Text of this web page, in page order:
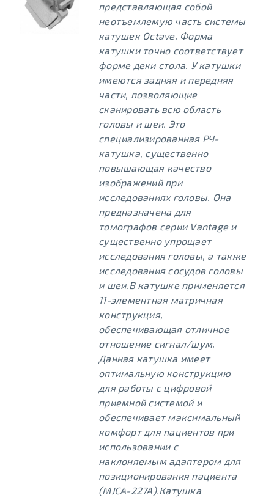
представляющая собой
неотъемлемую часть системы
катушек Octave. Форма
катушки точно соответствует
форме деки стола. У катушки
имеются задняя и передняя
части, позволяющие
сканировать всю область
головы и шеи. Это
специализированная РЧ-
катушка, существенно
повышающая качество
изображений при
исследованиях головы. Она
предназначена для
томографов серии Vantage и
существенно упрощает
исследования головы, а также
исследования сосудов головы
и шеи.В катушке применяется
11-элементная матричная
конструкция,
обеспечивающая отличное
отношение сигнал/шум.
Данная катушка имеет
оптимальную конструкцию
для работы с цифровой
приемной системой и
обеспечивает максимальный
комфорт для пациентов при
использовании с
наклоняемым адаптером для
позиционирования пациента
(MJCA-227A).Катушка